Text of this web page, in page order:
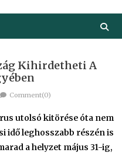
Kihirdetheti A
Comment(0)
utolsó kitörése óta nem
idő leghosszabb részén is
a helyzet május 31-ig,